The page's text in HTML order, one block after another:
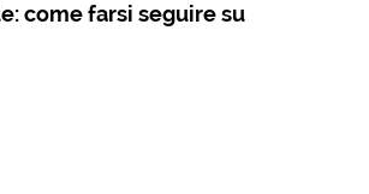
come farsi seguire su